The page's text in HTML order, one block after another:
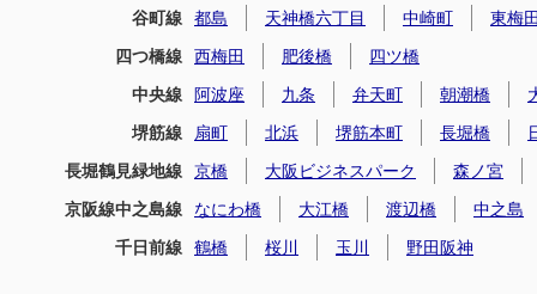
谷町線
都島 天神橋六丁目 中崎町
東梅
四つ橋線
西梅田 肥後橋
四ツ橋
中央線
阿波座 九条 弁天町 朝潮橋
堺筋線
扇町 北浜 堺筋本町 長堀橋
長堀鶴見緑地線
京橋 大阪ビジネスパーク
森ノ宮
京阪線中之島線
なにわ橋 大江橋 渡辺橋
中之島
千日前線
鶴橋 桜川 玉川 野田阪神